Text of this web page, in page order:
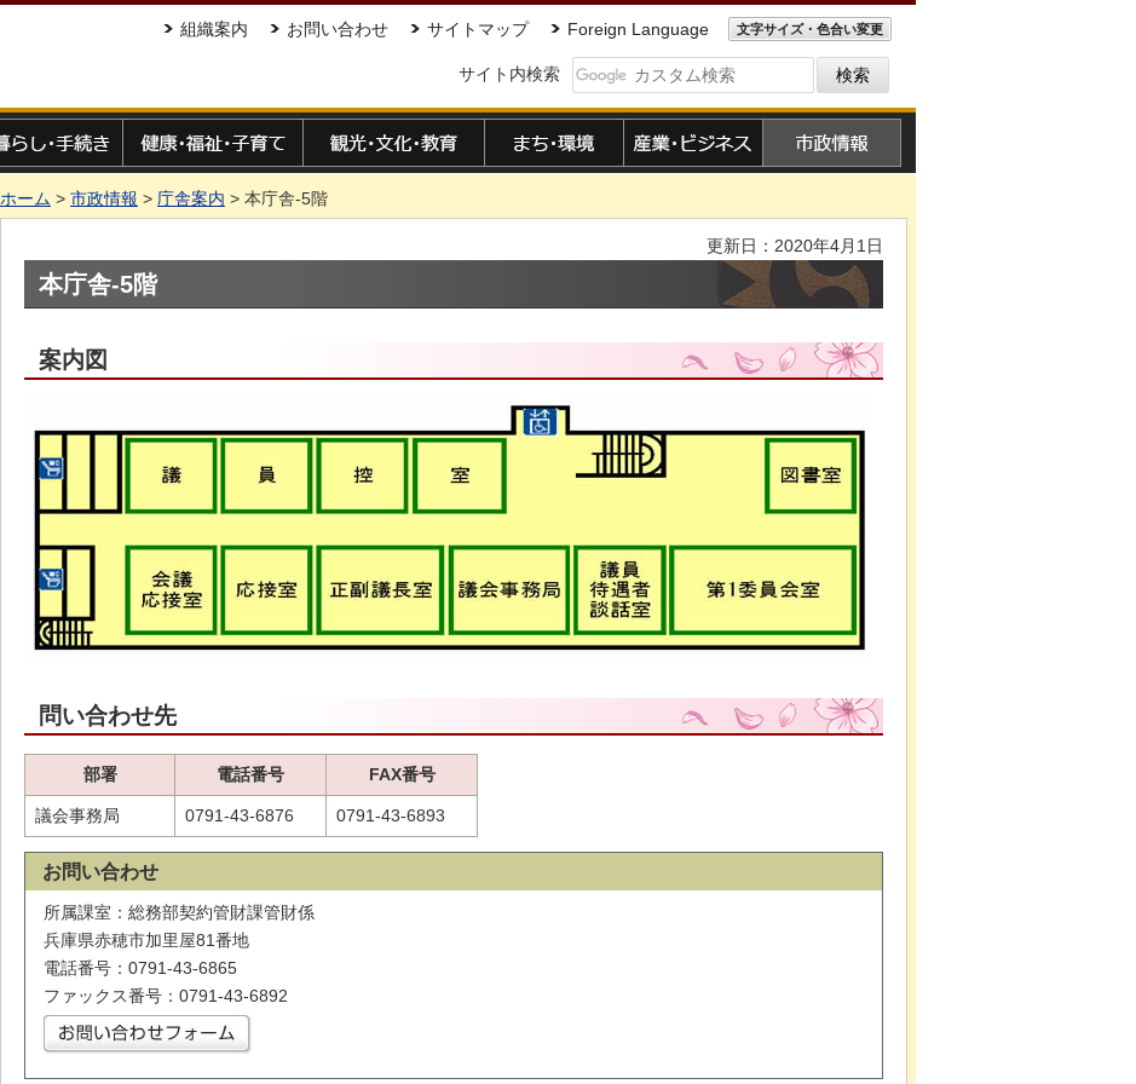
組織案内 お問い合わせ サイトマップ Foreign Language 文字サイズ・色合い変更
サイト内検索
ホーム > 市政情報 > 庁舎案内 > 本庁舎-5階
更新日：2020年4月1日
本庁舎-5階
案内図
問い合わせ先
部署 電話番号 FAX番号
議会事務局 0791-43-6876 0791-43-6893
お問い合わせ
所属課室：総務部契約管財課管財係
兵庫県赤穂市加里屋81番地
電話番号：0791-43-6865
ファックス番号：0791-43-6892